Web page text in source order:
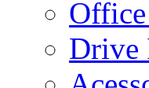
Drive